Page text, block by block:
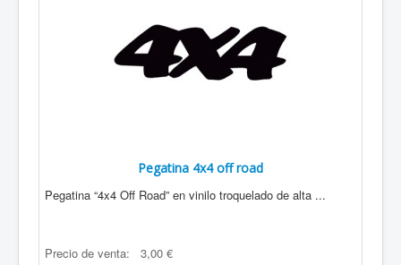
Pegatina 4x4 off road
Pegatina “4x4 Off Road” en vinilo troquelado de alta ...
Precio de venta:
3,00 €